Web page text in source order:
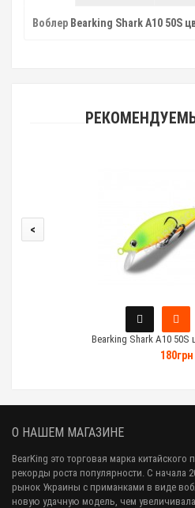
Воблер Bearking Shark A10 50S
Bearking Shark A10 50S
180грн
<
О НАШЕМ МАГАЗИНЕ
BearKing это торговая марка
рекорды роста популярности. С начала
рынок Украины с приманками в виде
новую удачную модель, чем